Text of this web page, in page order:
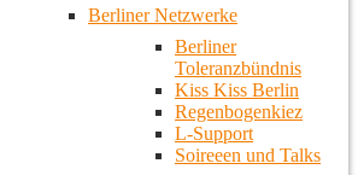
Berliner Netzwerke
Berliner
Toleranzbündnis
Kiss Kiss Berlin
Regenbogenkiez
L-Support
Soireeen und Talks